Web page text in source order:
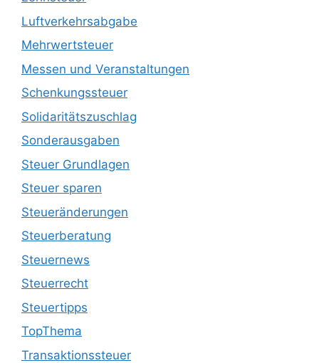
Luftverkehrsabgabe
Mehrwertsteuer
Messen und Veranstaltungen
Schenkungssteuer
Solidaritätszuschlag
Sonderausgaben
Steuer Grundlagen
Steuer sparen
Steueränderungen
Steuerberatung
Steuernews
Steuerrecht
Steuertipps
TopThema
Transaktionssteuer